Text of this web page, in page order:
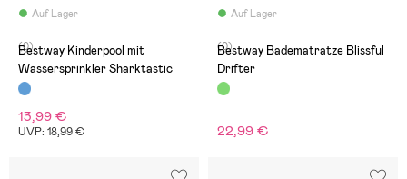
Auf Lager
(0)
Bestway Kinderpool mit
Wassersprinkler Sharktastic
13,99 €
UVP: 18,99 €
Auf Lager
(0)
Bestway Badematratze Blissful
Drifter
22,99 €